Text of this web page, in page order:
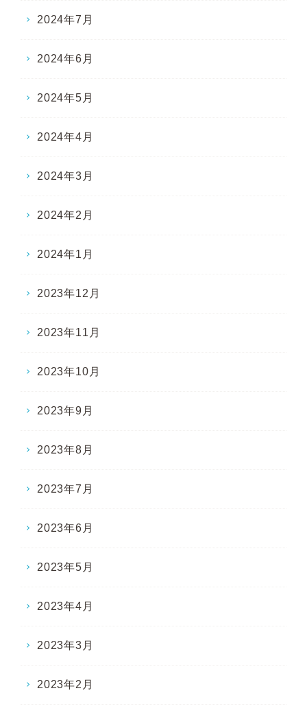
2024年7月
2024年6月
2024年5月
2024年4月
2024年3月
2024年2月
2024年1月
2023年12月
2023年11月
2023年10月
2023年9月
2023年8月
2023年7月
2023年6月
2023年5月
2023年4月
2023年3月
2023年2月